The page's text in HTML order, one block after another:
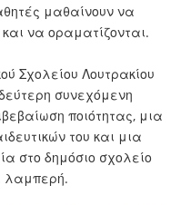
μαθαίνουν να
να οραματίζονται.
Σχολείου Λουτρακίου
συνεχόμενη
ποιότητας, μια
του και μια
στο δημόσιο σχολείο
λαμπερή.